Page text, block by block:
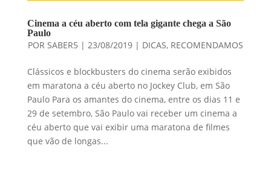
Cinema a céu aberto com tela gigante chega a São
Paulo
POR SABER5 | 23/08/2019| DICAS, RECOMENDAMOS
Clássicos e blockbusters do cinema serão exibidos
em maratona a céu aberto no Jockey Club, em São
Paulo Para os amantes do cinema, entre os dias 11 e
29 de setembro, São Paulo vai receber um cinema a
céu aberto que vai exibir uma maratona de filmes
que vão de longas...